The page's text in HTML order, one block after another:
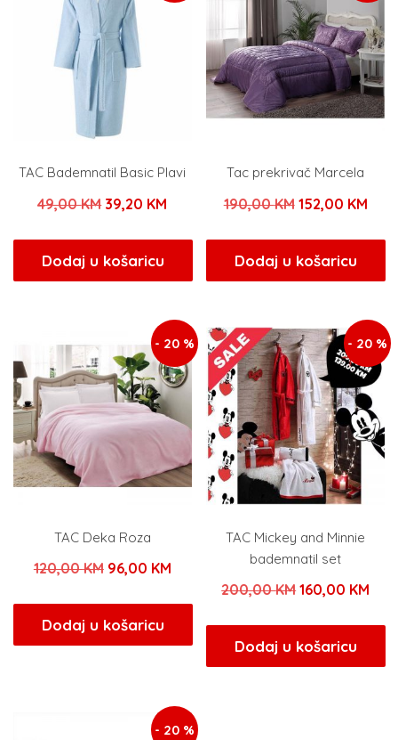
TAC Bademnatil Basic Plavi
49,00KM Izvorna
bila
je:
39,20 KM Trenutna
39,20 KM.
Dodaj u košaricu
Tac prekrivač Marcela
190,00KM Izvorna
bila
je:
152,00 KM
Dodaj u košaricu
- 20 %
TAC Deka Roza
120,00KM Izvorna
bila
je:
96,00 KMTrenutna
96,00 KM.
Dodaj u košaricu
- 20 %
TAC Mickey and Minnie
bademnatil set
200,00KMIzvorna
bila
je:
160,00 KM
Dodaj u košaricu
- 20 %